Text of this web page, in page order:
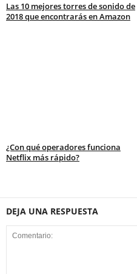
Las 10 mejores torres de sonido de
2018 que encontrarás en Amazon
¿Con qué operadores funciona
Netflix más rápido?
DEJA UNA RESPUESTA